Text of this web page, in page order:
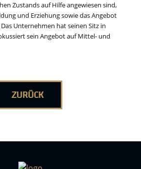
Zustands auf Hilfe angewiesen sind,
und Erziehung sowie das Angebot
Unternehmen hat seinen Sitz in
sein Angebot auf Mittel- und
ZURÜCK